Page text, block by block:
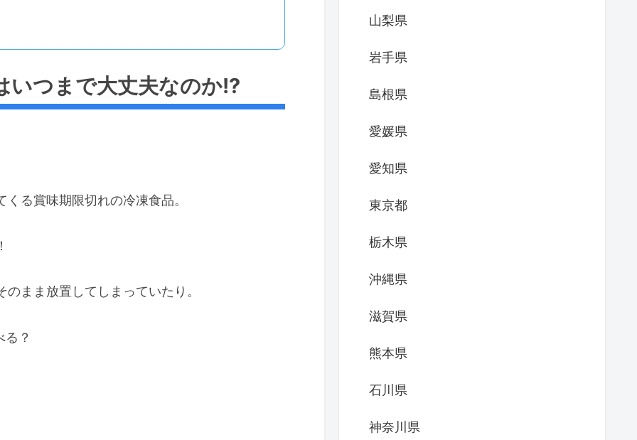
いつまで大丈夫なのか!?
る賞味期限切れの冷凍食品。
まま放置してしまっていたり。
？
山梨県
岩手県
島根県
愛媛県
愛知県
東京都
栃木県
沖縄県
滋賀県
熊本県
石川県
神奈川県